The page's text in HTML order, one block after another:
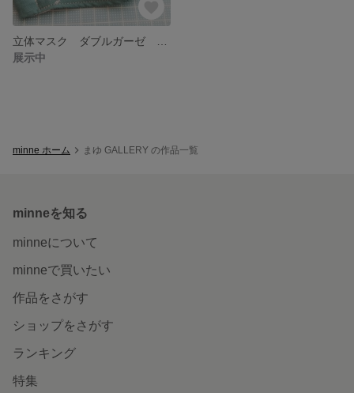
展示中
minne ホーム まゆ GALLERY の作品一覧
minneを知る
minneについて
minneで買いたい
作品をさがす
ショップをさがす
ランキング
特集